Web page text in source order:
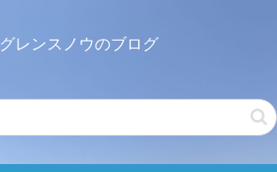
グレンスノウのブログ